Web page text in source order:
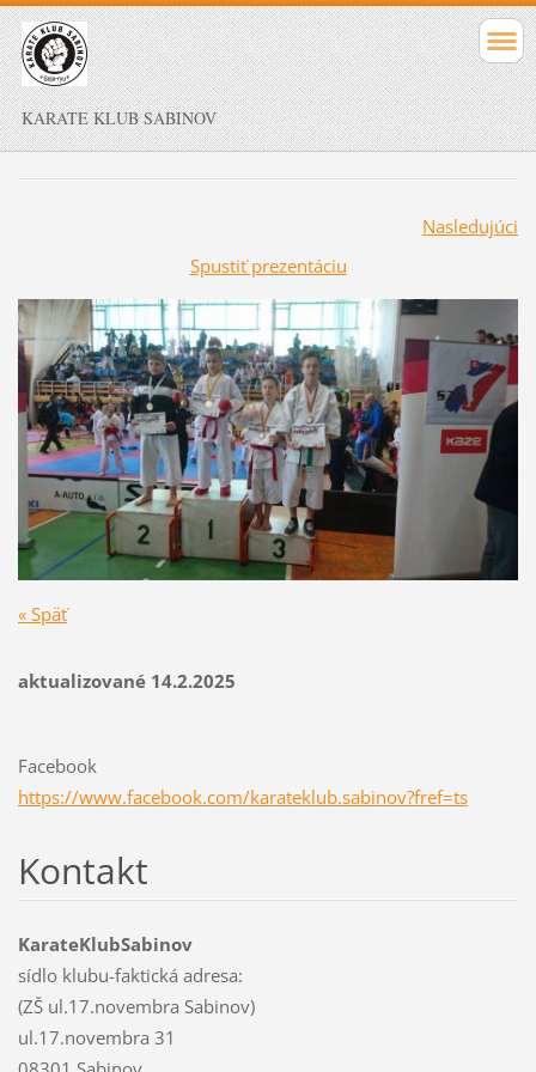
KARATE KLUB SABINOV
Nasledujúci
Spustiť prezentáciu
« Späť
aktualizované 14.2.2025
Facebook
https://www.facebook.com/karateklub.sabinov?fref=ts
Kontakt
KarateKlubSabinov
sídlo klubu-faktická adresa:
(ZŠ ul.17.novembra Sabinov)
ul.17.novembra 31